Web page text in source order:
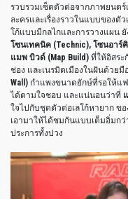
รวบรวมเซ็ตตัวต่อจากภาพยนตร์
ละครและเรื่องราวในแบบของตั
โก้แบบมีกลไกและการวางแผน ยั
โซนเทคนิค (Technic), โซนอาร์
แมพ บิวด์ (Map Build) ที่ให้อิสระ
ช่อง และเนรมิตเมืองในฝันด้วยมื
Wall) กำแพงขนาดยักษ์ที่รอให้แ
ได้ตามใจชอบ และแน่นอนว่าที่
ใจไปกับชุดตัวต่อเลโก้หายาก ข
เอามาให้ได้ชมกันแบบเต็มอิ่มก
ประการทั้งปวง